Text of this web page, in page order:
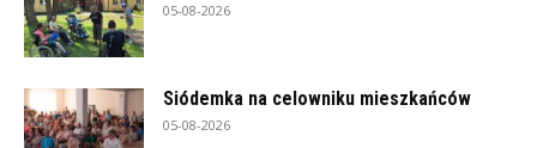
05-08-2026
Siódemka na celowniku mieszkańców
05-08-2026